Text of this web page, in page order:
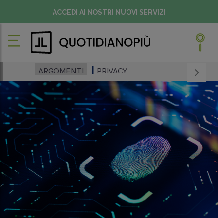
ACCEDI AI NOSTRI NUOVI SERVIZI
ARGOMENTI PRIVACY